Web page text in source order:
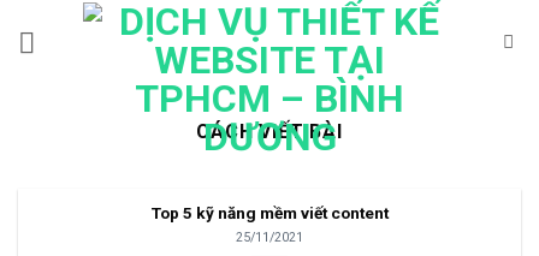
CÁCH VIẾT BÀI
Top 5 kỹ năng mềm viết content
25/11/2021